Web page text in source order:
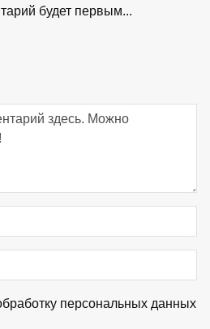
будет первым...
персональных данных